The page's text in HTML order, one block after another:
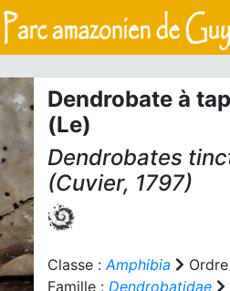
Dendrobate à
(Le)
Dendrobates
(Cuvier, 1797)
Classe :Amphibia
Famille : Dendrobatidae